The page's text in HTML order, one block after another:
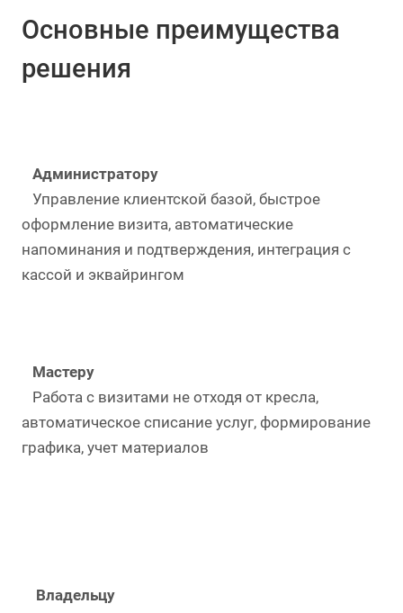
Основные преимущества
решения
Администратору
Управление клиентской базой, быстрое
оформление визита, автоматические
напоминания и подтверждения, интеграция с
кассой и эквайрингом
Мастеру
Работа с визитами не отходя от кресла,
автоматическое списание услуг, формирование
графика, учет материалов
Владельцу